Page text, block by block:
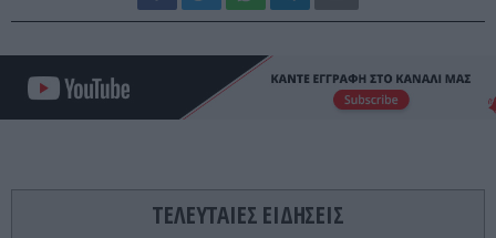
ΤΕΛΕΥΤΑΙΕΣ ΕΙΔΗΣΕΙΣ